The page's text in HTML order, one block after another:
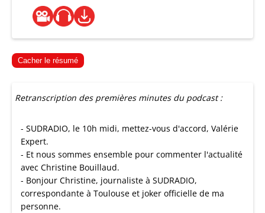
Cacher le résumé
Retranscription des premières minutes du podcast :
- SUDRADIO, le 10h midi, mettez-vous d'accord, Valérie
Expert.
- Et nous sommes ensemble pour commenter l'actualité
avec Christine Bouillaud.
- Bonjour Christine, journaliste à SUDRADIO,
correspondante à Toulouse et joker officielle de ma
personne.